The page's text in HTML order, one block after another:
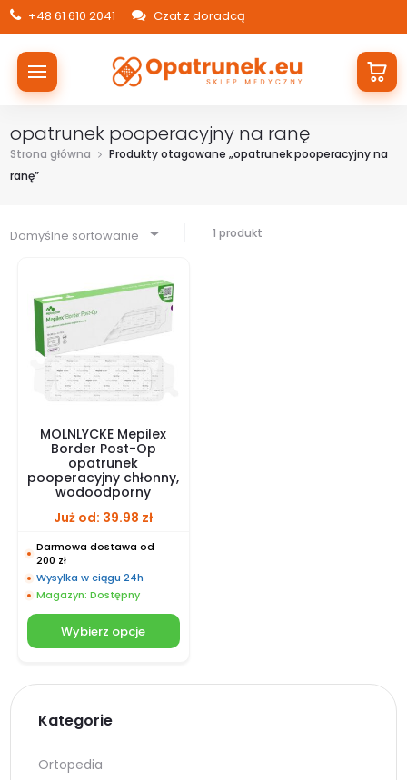
+48 61 610 2041 Czat z doradcą
opatrunek pooperacyjny na ranę
Strona główna
Produkty otagowane „opatrunek pooperacyjny na
ranę”
Domyślne sortowanie 1 produkt
MOLNLYCKE Mepilex
Border Post-Op
opatrunek
pooperacyjny chłonny,
wodoodporny
Już od: 39.98 zł
Darmowa dostawa od
200 zł
Wysyłka w ciągu 24h
Magazyn: Dostępny
Wybierz opcje
Kategorie
Ortopedia